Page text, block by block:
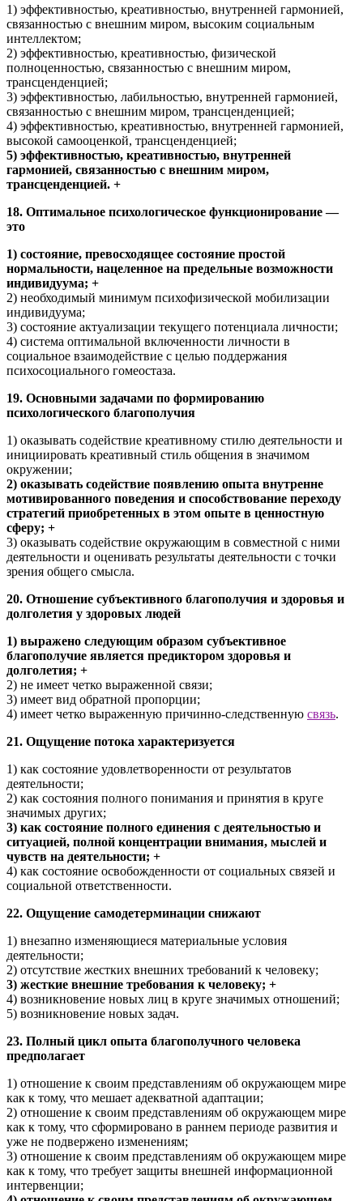
1) эффективностью, креативностью, внутренней гармонией,
связанностью с внешним миром, высоким социальным
интеллектом;
2) эффективностью, креативностью, физической
полноценностью, связанностью с внешним миром,
трансценденцией;
3) эффективностью, лабильностью, внутренней гармонией,
связанностью с внешним миром, трансценденцией;
4) эффективностью, креативностью, внутренней гармонией,
высокой самооценкой, трансценденцией;
5) эффективностью, креативностью, внутренней
гармонией, связанностью с внешним миром,
трансценденцией. +
18. Оптимальное психологическое функционирование —
это
1) состояние, превосходящее состояние простой
нормальности, нацеленное на предельные возможности
индивидуума; +
2) необходимый минимум психофизической мобилизации
индивидуума;
3) состояние актуализации текущего потенциала личности;
4) система оптимальной включенности личности в
социальное взаимодействие с целью поддержания
психосоциального гомеостаза.
19. Основными задачами по формированию
психологического благополучия
1) оказывать содействие креативному стилю деятельности и
инициировать креативный стиль общения в значимом
окружении;
2) оказывать содействие появлению опыта внутренне
мотивированного поведения и способствование переходу
стратегий приобретенных в этом опыте в ценностную
сферу; +
3) оказывать содействие окружающим в совместной с ними
деятельности и оценивать результаты деятельности с точки
зрения общего смысла.
20. Отношение субъективного благополучия и здоровья и
долголетия у здоровых людей
1) выражено следующим образом субъективное
благополучие является предиктором здоровья и
долголетия; +
2) не имеет четко выраженной связи;
3) имеет вид обратной пропорции;
4) имеет четко выраженную причинно-следственную связь.
21. Ощущение потока характеризуется
1) как состояние удовлетворенности от результатов
деятельности;
2) как состояния полного понимания и принятия в круге
значимых других;
3) как состояние полного единения с деятельностью и
ситуацией, полной концентрации внимания, мыслей и
чувств на деятельности; +
4) как состояние освобожденности от социальных связей и
социальной ответственности.
22. Ощущение самодетерминации снижают
1) внезапно изменяющиеся материальные условия
деятельности;
2) отсутствие жестких внешних требований к человеку;
3) жесткие внешние требования к человеку; +
4) возникновение новых лиц в круге значимых отношений;
5) возникновение новых задач.
23. Полный цикл опыта благополучного человека
предполагает
1) отношение к своим представлениям об окружающем мире
как к тому, что мешает адекватной адаптации;
2) отношение к своим представлениям об окружающем мире
как к тому, что сформировано в раннем периоде развития и
уже не подвержено изменениям;
3) отношение к своим представлениям об окружающем мире
как к тому, что требует защиты внешней информационной
интервенции;